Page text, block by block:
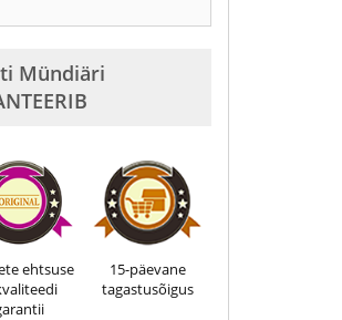
Mündiäri
ehtsuse
15-päevane
tagastusõigus